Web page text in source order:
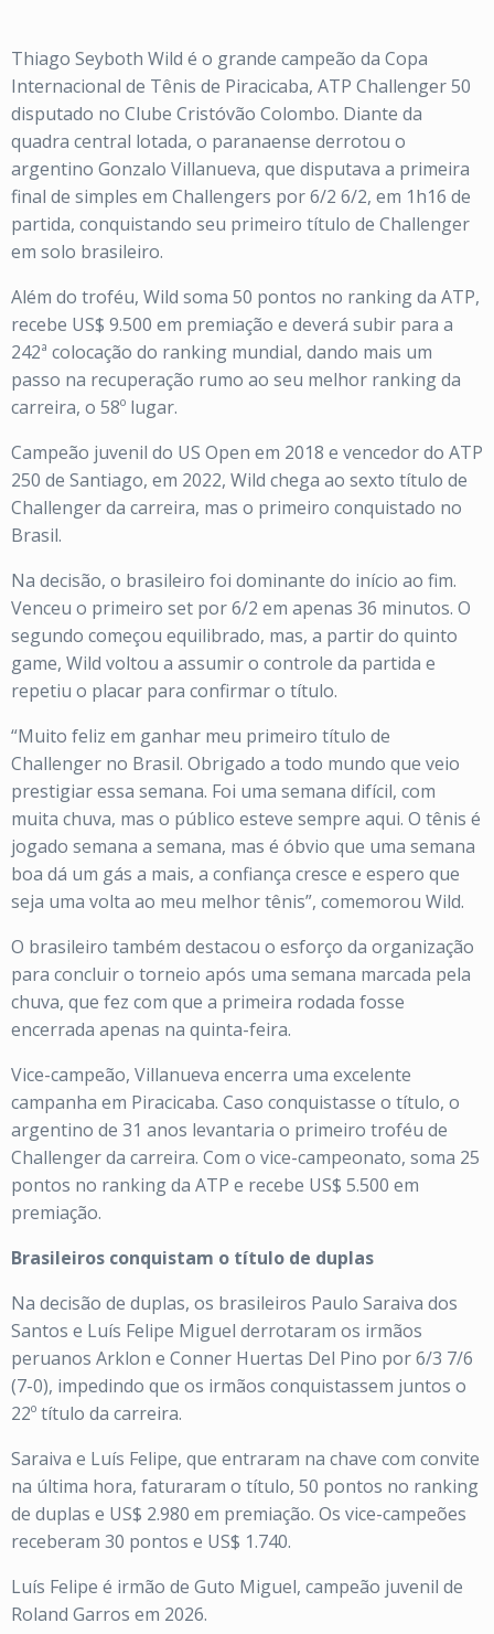
Thiago Seyboth Wild é o grande campeão da Copa
Internacional de Tênis de Piracicaba, ATP Challenger 50
disputado no Clube Cristóvão Colombo. Diante da
quadra central lotada, o paranaense derrotou o
argentino Gonzalo Villanueva, que disputava a primeira
final de simples em Challengers por 6/2 6/2, em 1h16 de
partida, conquistando seu primeiro título de Challenger
em solo brasileiro.
Além do troféu, Wild soma 50 pontos no ranking da ATP,
recebe US$ 9.500 em premiação e deverá subir para a
242ª colocação do ranking mundial, dando mais um
passo na recuperação rumo ao seu melhor ranking da
carreira, o 58º lugar.
Campeão juvenil do US Open em 2018 e vencedor do ATP
250 de Santiago, em 2022, Wild chega ao sexto título de
Challenger da carreira, mas o primeiro conquistado no
Brasil.
Na decisão, o brasileiro foi dominante do início ao fim.
Venceu o primeiro set por 6/2 em apenas 36 minutos. O
segundo começou equilibrado, mas, a partir do quinto
game, Wild voltou a assumir o controle da partida e
repetiu o placar para confirmar o título.
“Muito feliz em ganhar meu primeiro título de
Challenger no Brasil. Obrigado a todo mundo que veio
prestigiar essa semana. Foi uma semana difícil, com
muita chuva, mas o público esteve sempre aqui. O tênis é
jogado semana a semana, mas é óbvio que uma semana
boa dá um gás a mais, a confiança cresce e espero que
seja uma volta ao meu melhor tênis”, comemorou Wild.
O brasileiro também destacou o esforço da organização
para concluir o torneio após uma semana marcada pela
chuva, que fez com que a primeira rodada fosse
encerrada apenas na quinta-feira.
Vice-campeão, Villanueva encerra uma excelente
campanha em Piracicaba. Caso conquistasse o título, o
argentino de 31 anos levantaria o primeiro troféu de
Challenger da carreira. Com o vice-campeonato, soma 25
pontos no ranking da ATP e recebe US$ 5.500 em
premiação.
Brasileiros conquistam o título de duplas
Na decisão de duplas, os brasileiros Paulo Saraiva dos
Santos e Luís Felipe Miguel derrotaram os irmãos
peruanos Arklon e Conner Huertas Del Pino por 6/3 7/6
(7-0), impedindo que os irmãos conquistassem juntos o
22º título da carreira.
Saraiva e Luís Felipe, que entraram na chave com convite
na última hora, faturaram o título, 50 pontos no ranking
de duplas e US$ 2.980 em premiação. Os vice-campeões
receberam 30 pontos e US$ 1.740.
Luís Felipe é irmão de Guto Miguel, campeão juvenil de
Roland Garros em 2026.